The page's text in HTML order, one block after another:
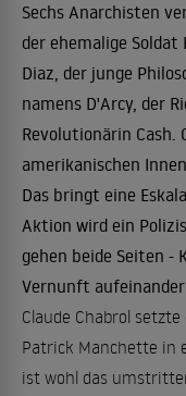
Sechs Anarchisten
der ehemalige
Diaz, der junge
namens D'Arcy, der
Revolutionärin Cash.
amerikanischen
Das bringt eine
Aktion wird ein
gehen beide Seiten -
Vernunft aufeinander
Claude Chabrol
Patrick Manchette in
ist wohl das